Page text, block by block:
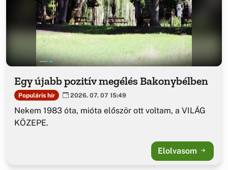
Egy újabb pozitív megélés Bakonybélben
Populáris hír 2026. 07. 07 15:49
Nekem 1983 óta, mióta először ott voltam, a VILÁG
KÖZEPE.
Elolvasom